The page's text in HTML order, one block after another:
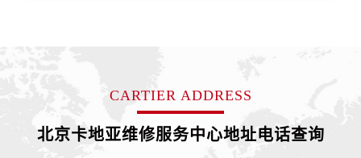
CARTIER ADDRESS
北京卡地亚维修服务中心地址电话查询